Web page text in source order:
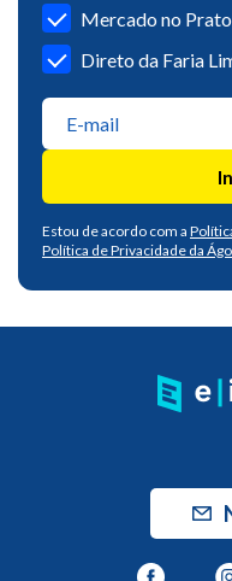
Mercado no Prato
Direto da Faria
Estou de acordo com a
Política de Privacidade da